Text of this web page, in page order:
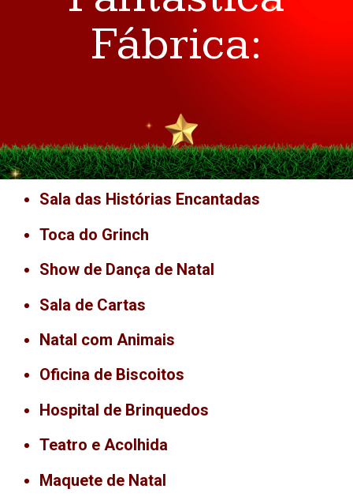
Fábrica:
Sala das Histórias Encantadas
Toca do Grinch
Show de Dança de Natal
Sala de Cartas
Natal com Animais
Oficina de Biscoitos
Hospital de Brinquedos
Teatro e Acolhida
Maquete de Natal